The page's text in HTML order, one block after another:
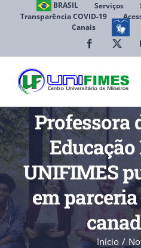
BRASIL Serviços
Transparência COVID-19
Canais
Facebook
Professora
UNIFIMES
em
Início